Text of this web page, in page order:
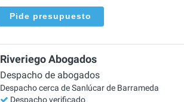
Pide presupuesto
Riveriego Abogados
Despacho de abogados
Despacho cerca de Sanlúcar de Barrameda
Despacho verificado